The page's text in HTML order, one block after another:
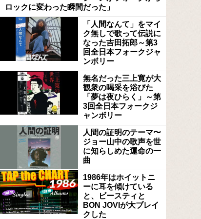
ロックに変わった瞬間だった」
「人間なんて」をマイ
ク無しで歌って伝説に
なった吉田拓郎～第3
回全日本フォークジャ
ンボリー
無名だった三上寛が大
観衆の喝采を浴びた
「夢は夜ひらく」～第
3回全日本フォークジ
ャンボリー
人間の証明のテーマ〜
ジョー山中の歌声を世
に知らしめた運命の一
曲
1986年はホイットニ
ーに耳を傾けている
と、ビースティと
BON JOVIが大ブレイ
クした